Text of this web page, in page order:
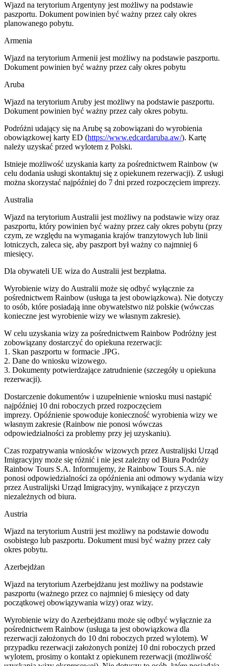
Wjazd na terytorium Argentyny jest możliwy na podstawie
paszportu. Dokument powinien być ważny przez cały okres
planowanego pobytu.
Armenia
Wjazd na terytorium Armenii jest możliwy na podstawie paszportu.
Dokument powinien być ważny przez cały okres pobytu
Aruba
Wjazd na terytorium Aruby jest możliwy na podstawie paszportu.
Dokument powinien być ważny przez cały okres pobytu.
Podróżni udający się na Arubę są zobowiązani do wyrobienia
obowiązkowej karty ED (https://www.edcardaruba.aw/). Kartę
należy uzyskać przed wylotem z Polski.
Istnieje możliwość uzyskania karty za pośrednictwem Rainbow (w
celu dodania usługi skontaktuj się z opiekunem rezerwacji). Z usługi
można skorzystać najpóźniej do 7 dni przed rozpoczęciem imprezy.
Australia
Wjazd na terytorium Australii jest możliwy na podstawie wizy oraz
paszportu, który powinien być ważny przez cały okres pobytu (przy
czym, ze względu na wymagania krajów tranzytowych lub linii
lotniczych, zaleca się, aby paszport był ważny co najmniej 6
miesięcy.
Dla obywateli UE wiza do Australii jest bezpłatna.
Wyrobienie wizy do Australii może się odbyć wyłącznie za
pośrednictwem Rainbow (usługa ta jest obowiązkowa). Nie dotyczy
to osób, które posiadają inne obywatelstwo niż polskie (wówczas
konieczne jest wyrobienie wizy we własnym zakresie).
W celu uzyskania wizy za pośrednictwem Rainbow Podróżny jest
zobowiązany dostarczyć do opiekuna rezerwacji:
1. Skan paszportu w formacie .JPG.
2. Dane do wniosku wizowego.
3. Dokumenty potwierdzające zatrudnienie (szczegóły u opiekuna
rezerwacji).
Dostarczenie dokumentów i uzupełnienie wniosku musi nastąpić
najpóźniej 10 dni roboczych przed rozpoczęciem
imprezy. Opóźnienie spowoduje konieczność wyrobienia wizy we
własnym zakresie (Rainbow nie ponosi wówczas
odpowiedzialności za problemy przy jej uzyskaniu).
Czas rozpatrywania wniosków wizowych przez Australijski Urząd
Imigracyjny może się różnić i nie jest zależny od Biura Podróży
Rainbow Tours S.A. Informujemy, że Rainbow Tours S.A. nie
ponosi odpowiedzialności za opóźnienia ani odmowy wydania wizy
przez Australijski Urząd Imigracyjny, wynikające z przyczyn
niezależnych od biura.
Austria
Wjazd na terytorium Austrii jest możliwy na podstawie dowodu
osobistego lub paszportu. Dokument musi być ważny przez cały
okres pobytu.
Azerbejdżan
Wjazd na terytorium Azerbejdżanu jest możliwy na podstawie
paszportu (ważnego przez co najmniej 6 miesięcy od daty
początkowej obowiązywania wizy) oraz wizy.
Wyrobienie wizy do Azerbejdżanu może się odbyć wyłącznie za
pośrednictwem Rainbow (usługa ta jest obowiązkowa dla
rezerwacji założonych do 10 dni roboczych przed wylotem). W
przypadku rezerwacji założonych poniżej 10 dni roboczych przed
wylotem, prosimy o kontakt z opiekunem rezerwacji (możliwość